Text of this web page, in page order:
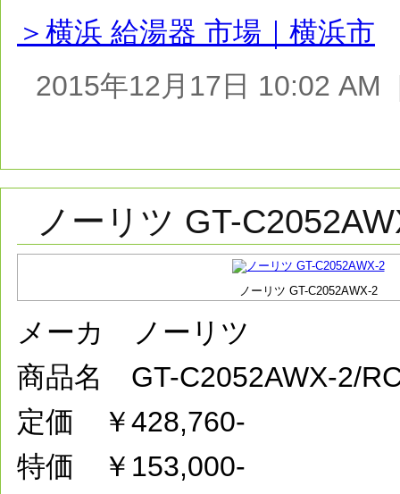
＞横浜 給湯器 市場｜横浜市
2015年12月17日 10:02
ノーリツ GT-
ノーリツ GT-C2052AWX-2
メーカ ノーリツ
商品名 GT-C2052AWX-2/
定価 ￥428,760-
特価 ￥153,000-